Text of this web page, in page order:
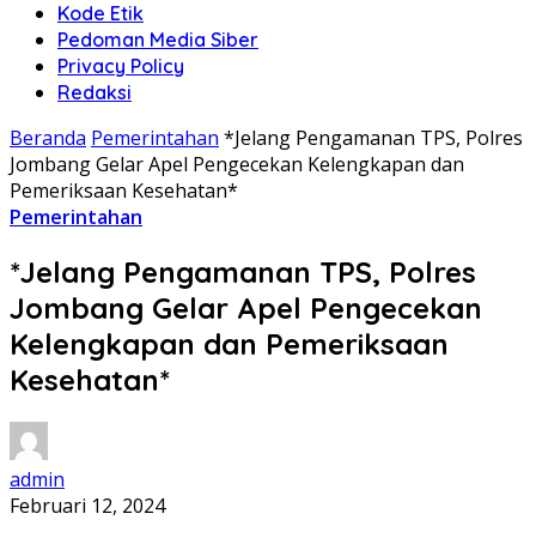
Kode Etik
Pedoman Media Siber
Privacy Policy
Redaksi
Beranda Pemerintahan *Jelang Pengamanan TPS, Polres
Jombang Gelar Apel Pengecekan Kelengkapan dan
Pemeriksaan Kesehatan*
Pemerintahan
*Jelang Pengamanan TPS, Polres
Jombang Gelar Apel Pengecekan
Kelengkapan dan Pemeriksaan
Kesehatan*
admin
Februari 12, 2024